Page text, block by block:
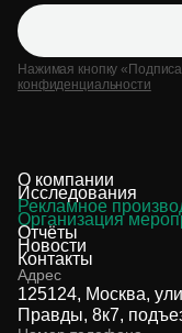
Нажимая кнопку
конфиденциальности
О компании
Исследования
Рекламное
Организация
Отчёты
Новости
Контакты
Адрес
125124, Москва,
Правды, 8к7,